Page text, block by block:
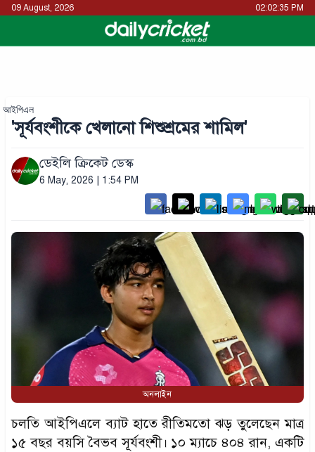
09 August, 2026 02:02:36 PM
আইপিএল
'সূর্যবংশীকে খেলানো শিশুশ্রমের শামিল'
ডেইলি ক্রিকেট ডেস্ক
6 May, 2026 | 1:54 PM
অনলাইন
চলতি আইপিএলে ব্যাট হাতে রীতিমতো ঝড় তুলেছেন মাত্র
১৫ বছর বয়সি বৈভব সূর্যবংশী। ১০ ম্যাচে ৪০৪ রান, একটি